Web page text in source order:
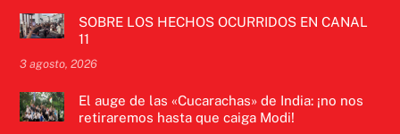
SOBRE LOS HECHOS OCURRIDOS EN CANAL
11
3 agosto, 2026
El auge de las «Cucarachas» de India: ¡no nos
retiraremos hasta que caiga Modi!